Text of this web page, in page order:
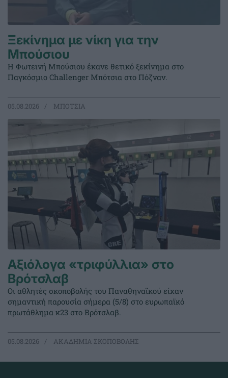
Ξεκίνημα με νίκη για την
Μπούσιου
Η Φωτεινή Μπούσιου έκανε θετικό ξεκίνημα στο
Παγκόσμιο Challenger Μπότσια στο Πόζναν.
05.08.2026 ΜΠΟΤΣΙΑ
Αξιόλογα «τριφύλλια» στο
Βρότσλαβ
Οι αθλητές σκοποβολής του Παναθηναϊκού είχαν
σημαντική παρουσία σήμερα (5/8) στο ευρωπαϊκό
πρωτάθλημα κ23 στο Βρότσλαβ.
05.08.2026 ΑΚΑΔΗΜΙΑ ΣΚΟΠΟΒΟΛΗΣ